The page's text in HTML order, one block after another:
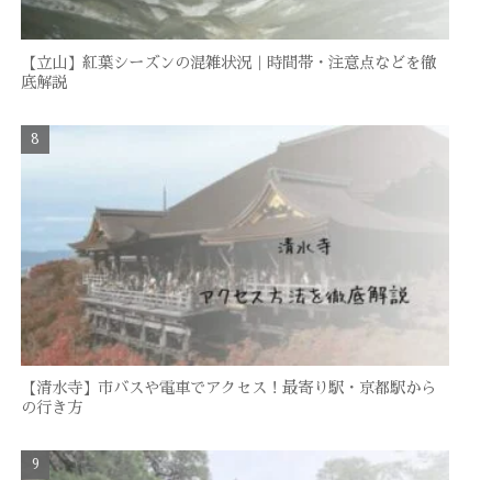
【立山】紅葉シーズンの混雑状況｜時間帯・注意点などを徹
底解説
【清水寺】市バスや電車でアクセス！最寄り駅・京都駅から
の行き方